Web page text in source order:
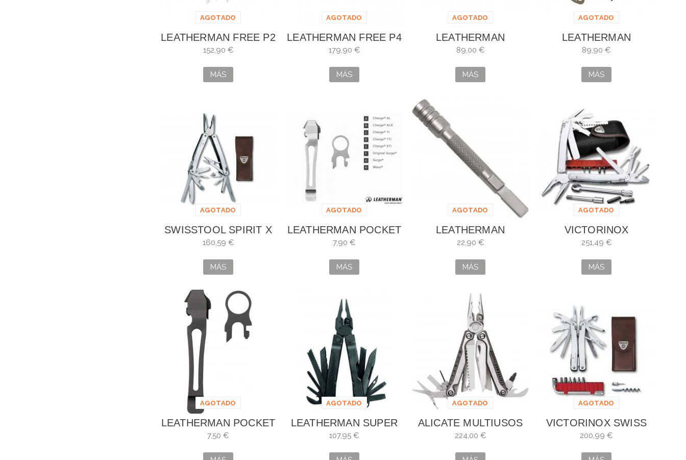
AGOTADO
LEATHERMAN FREE P2
152,90 €
MÁS
AGOTADO
LEATHERMAN FREE P4
179,90 €
MÁS
AGOTADO
LEATHERMAN
SKELETOOL TOPO
89,00 €
MÁS
AGOTADO
LEATHERMAN
SKELETOOL COYOTE
89,90 €
MÁS
AGOTADO
SWISSTOOL SPIRIT X
160,59 €
MÁS
AGOTADO
LEATHERMAN POCKET
CLIP & LANYARD
7,90 €
MÁS
AGOTADO
LEATHERMAN
SOPORTE DE PUNTAS
22,90 €
MÁS
AGOTADO
VICTORINOX
SWISSTOOL SPIRIT
251,49 €
MÁS
AGOTADO
LEATHERMAN POCKET
CLIP & LANYARD
7,50 €
AGOTADO
LEATHERMAN SUPER
TOOL 300 BLACK
107,95 €
AGOTADO
ALICATE MULTIUSOS
LEATHERMAN CHARGE
224,00 €
AGOTADO
VICTORINOX SWISS
TOOL SPIRIT PLUS
200,99 €